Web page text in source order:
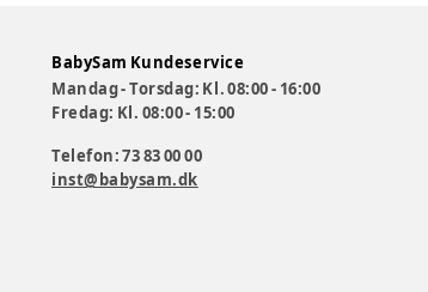
BabySam Kundeservice
Mandag - Torsdag: Kl. 08:00 - 16:00
Fredag: Kl. 08:00 - 15:00
Telefon: 73 83 00 00
inst@babysam.dk